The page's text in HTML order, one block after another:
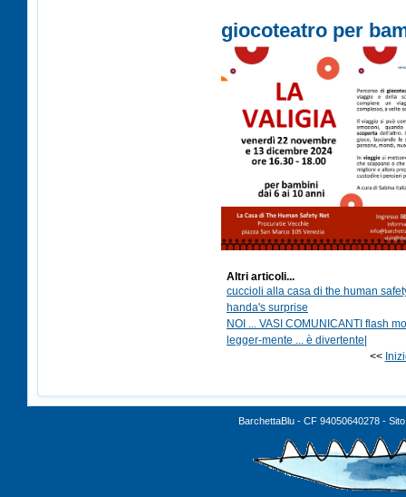
giocoteatro per
Altri articoli...
cuccioli alla casa di the human
handa's surprise
NOI ... VASI COMUNICANTI flash
legger-mente ... è divertente|
<<
BarchettaBlu - CF 94050640278 -